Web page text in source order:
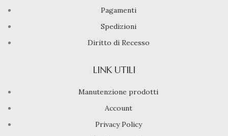
Pagamenti
Spedizioni
Diritto di Recesso
LINK UTILI
Manutenzione prodotti
Account
Privacy Policy